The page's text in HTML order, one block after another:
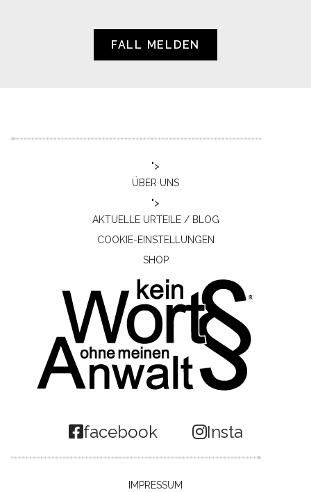
FALL MELDEN
">
ÜBER UNS
">
AKTUELLE URTEILE / BLOG
COOKIE-EINSTELLUNGEN
SHOP
facebook Insta
IMPRESSUM